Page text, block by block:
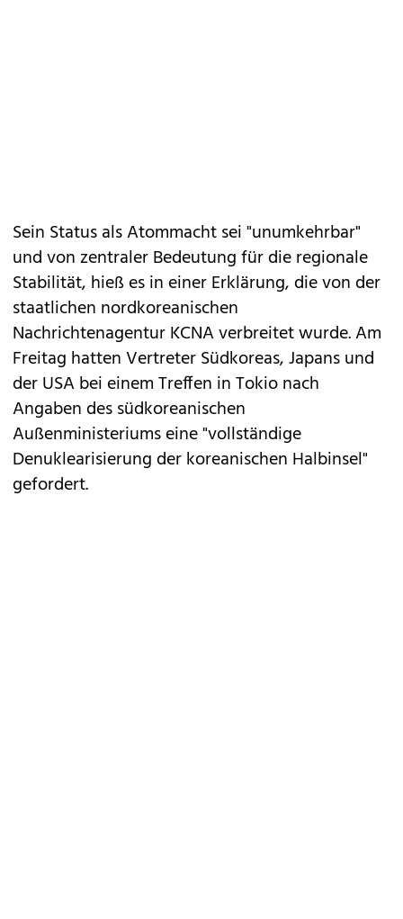
Sein Status als Atommacht sei "unumkehrbar"
und von zentraler Bedeutung für die regionale
Stabilität, hieß es in einer Erklärung, die von der
staatlichen nordkoreanischen
Nachrichtenagentur KCNA verbreitet wurde. Am
Freitag hatten Vertreter Südkoreas, Japans und
der USA bei einem Treffen in Tokio nach
Angaben des südkoreanischen
Außenministeriums eine "vollständige
Denuklearisierung der koreanischen Halbinsel"
gefordert.